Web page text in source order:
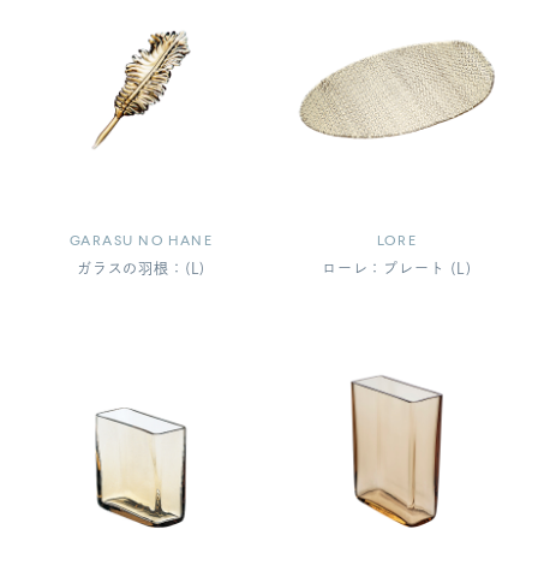
GARASU NO HANE
ガラスの羽根：(L)
LORE
ローレ：プレート (L)